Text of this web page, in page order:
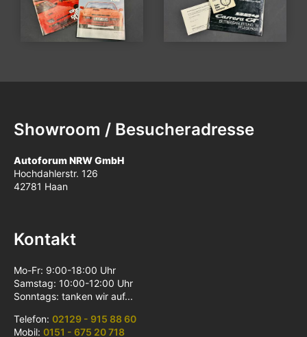
Showroom / Besucheradresse
Autoforum NRW GmbH
Hochdahlerstr. 126
42781 Haan
Kontakt
Mo-Fr: 9:00-18:00 Uhr
Samstag: 10:00-12:00 Uhr
Sonntags: tanken wir auf...
Telefon: 02129 - 915 88 60
Mobil: 0151 - 675 20 718